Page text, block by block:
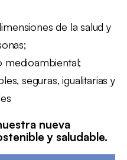
de la salud y
medioambiental;
seguras, igualitarias y
nueva
y saludable.